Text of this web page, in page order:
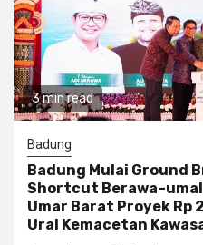
3 min read
Badung
Badung Mulai Ground
Shortcut
Umar Barat Proyek
Urai Kemacetan